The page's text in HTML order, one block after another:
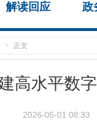
解读回应 政
> 正文
高水平数
2026-05-01 08:33